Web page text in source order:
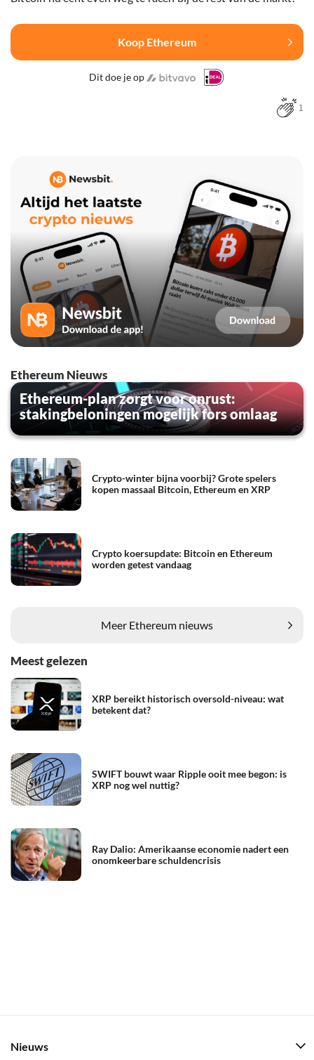
Koop Ethereum
Dit doe je op
1
Ethereum Nieuws
Ethereum-plan zorgt voor onrust:
stakingbeloningen mogelijk fors omlaag
Crypto-winter bijna voorbij? Grote spelers
kopen massaal Bitcoin, Ethereum en XRP
Crypto koersupdate: Bitcoin en Ethereum
worden getest vandaag
Meer Ethereum nieuws
Meest gelezen
XRP bereikt historisch oversold-niveau: wat
betekent dat?
SWIFT bouwt waar Ripple ooit mee begon: is
XRP nog wel nuttig?
Ray Dalio: Amerikaanse economie nadert een
onomkeerbare schuldencrisis
Nieuws